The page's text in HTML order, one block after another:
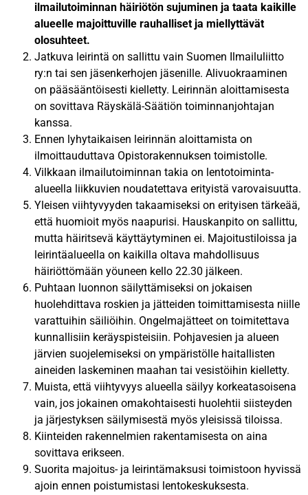
ilmailutoiminnan häiriötön sujuminen ja taata kaikille
alueelle majoittuville rauhalliset ja miellyttävät
olosuhteet.
Jatkuva leirintä on sallittu vain Suomen Ilmailuliitto
ry:n tai sen jäsenkerhojen jäsenille. Alivuokraaminen
on pääsääntöisesti kielletty. Leirinnän aloittamisesta
on sovittava Räyskälä-Säätiön toiminnanjohtajan
kanssa.
Ennen lyhytaikaisen leirinnän aloittamista on
ilmoittauduttava Opistorakennuksen toimistolle.
Vilkkaan ilmailutoiminnan takia on lentotoiminta-
alueella liikkuvien noudatettava erityistä varovaisuutta.
Yleisen viihtyvyyden takaamiseksi on erityisen tärkeää,
että huomioit myös naapurisi. Hauskanpito on sallittu,
mutta häiritsevä käyttäytyminen ei. Majoitustiloissa ja
leirintäalueella on kaikilla oltava mahdollisuus
häiriöttömään yöuneen kello 22.30 jälkeen.
Puhtaan luonnon säilyttämiseksi on jokaisen
huolehdittava roskien ja jätteiden toimittamisesta niille
varattuihin säiliöihin. Ongelmajätteet on toimitettava
kunnallisiin keräyspisteisiin. Pohjavesien ja alueen
järvien suojelemiseksi on ympäristölle haitallisten
aineiden laskeminen maahan tai vesistöihin kielletty.
Muista, että viihtyvyys alueella säilyy korkeatasoisena
vain, jos jokainen omakohtaisesti huolehtii siisteyden
ja järjestyksen säilymisestä myös yleisissä tiloissa.
Kiinteiden rakennelmien rakentamisesta on aina
sovittava erikseen.
Suorita majoitus- ja leirintämaksusi toimistoon hyvissä
ajoin ennen poistumistasi lentokeskuksesta.